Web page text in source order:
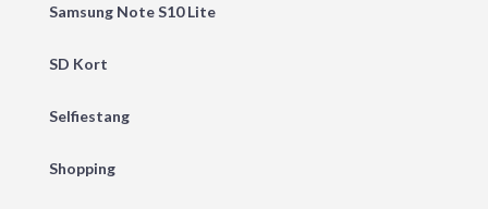
Samsung Note S10 Lite
SD Kort
Selfiestang
Shopping